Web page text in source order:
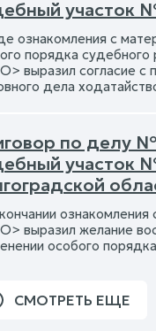
участок
ознакомления с
порядка
выразил согласие с
дела
по делу
участок
ознакомления
выразил желание
особого
СМОТРЕТЬ ЕЩЕ